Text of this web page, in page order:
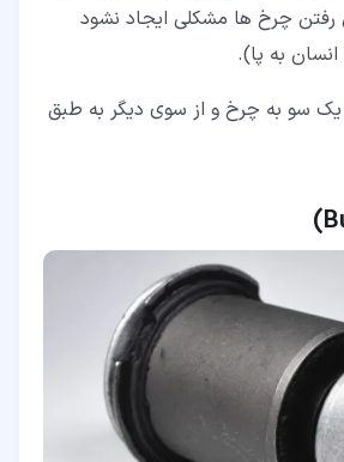
رفتن چرخ ها مشکلی ایجاد نشود
به پا).
یک سو به چرخ و از سوی دیگر به طبق